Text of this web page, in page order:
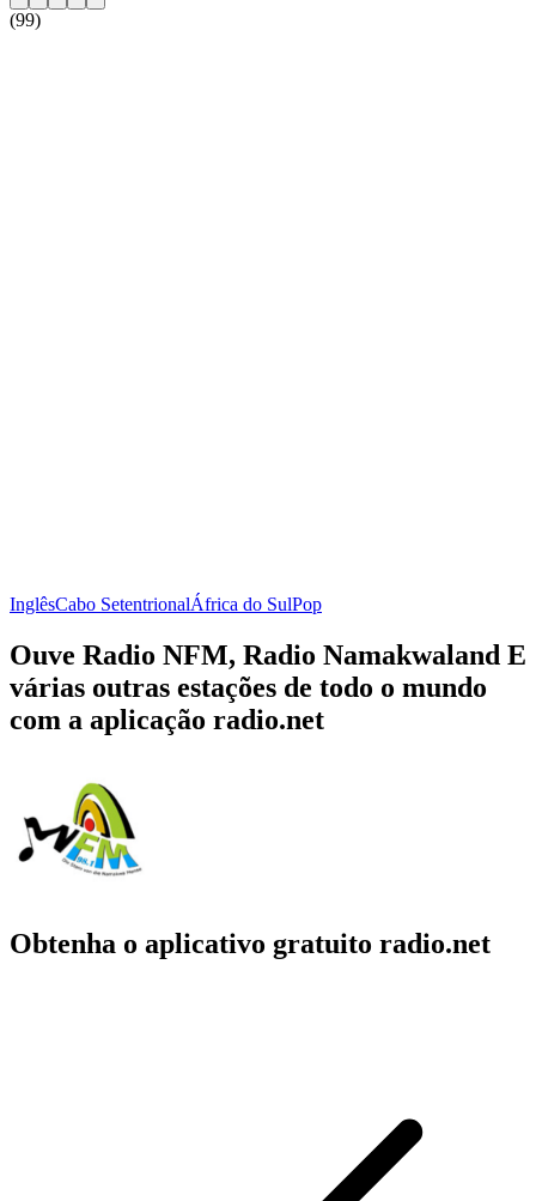
(99)
InglêsCabo SetentrionalÁfrica do SulPop
Ouve Radio NFM, Radio Namakwaland E
várias outras estações de todo o mundo
com a aplicação radio.net
Obtenha o aplicativo gratuito radio.net